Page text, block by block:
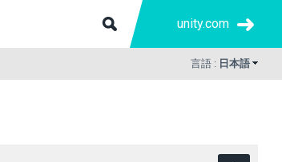
unity.com
言語 : 日本語